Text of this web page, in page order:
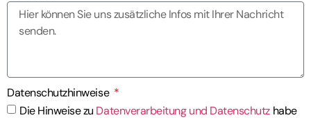
Datenschutzhinweise
Die Hinweise zu Datenverarbeitung und Datenschutz habe